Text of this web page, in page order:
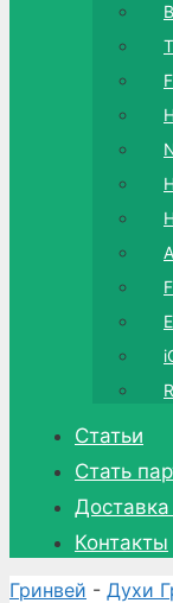
Статьи
Стать
Контакты
Гринвей - Духи